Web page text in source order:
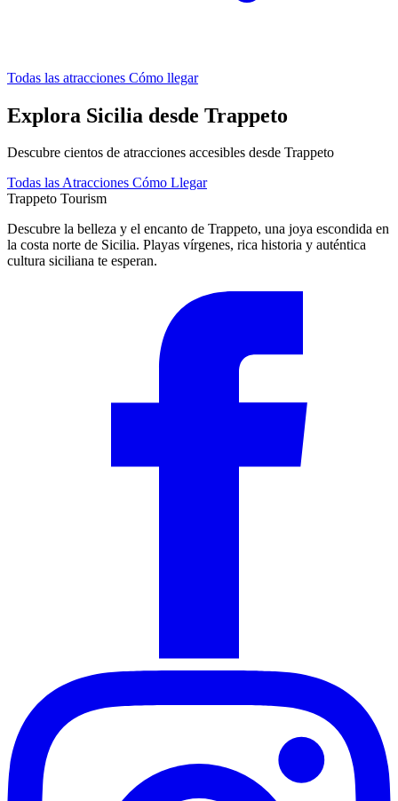
Todas las atracciones Cómo llegar
Explora Sicilia desde Trappeto
Descubre cientos de atracciones accesibles desde Trappeto
Todas las Atracciones Cómo Llegar
Trappeto Tourism
Descubre la belleza y el encanto de Trappeto, una joya escondida en
la costa norte de Sicilia. Playas vírgenes, rica historia y auténtica
cultura siciliana te esperan.